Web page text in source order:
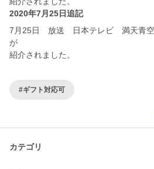
2020年7月25日追記
7月25日 放送 日本テレビ 満天青空
が
紹介されました。
#ギフト対応可
カテゴリ